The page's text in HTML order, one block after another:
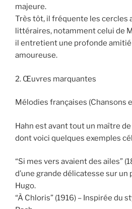
majeure.
Très tôt, il fréquente les cercles
littéraires, notamment celui de
il entretient une profonde
amoureuse.
2. Œuvres marquantes
Mélodies françaises (Chansons
Hahn est avant tout un maître
dont voici quelques exemples
“Si mes vers avaient des ailes”
d’une grande délicatesse sur
Hugo.
“À Chloris” (1916) – Inspirée du